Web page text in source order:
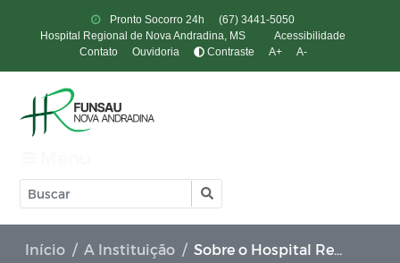
Pronto Socorro 24h
(67) 3441-5050
Hospital Regional de Nova Andradina, MS
Acessibilidade
Contato
Ouvidoria Contraste A+ A-
Início A Instituição Sobre o Hospital Regional